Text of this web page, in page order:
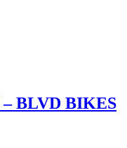
BLVD BIKES